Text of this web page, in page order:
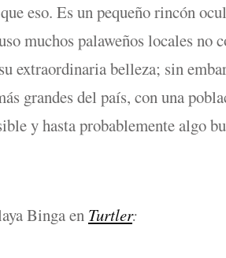
eso. Es un pequeño rincón
muchos palaweños locales no
extraordinaria belleza; sin
grandes del país, con una
y hasta probablemente algo
Binga en Turtler: